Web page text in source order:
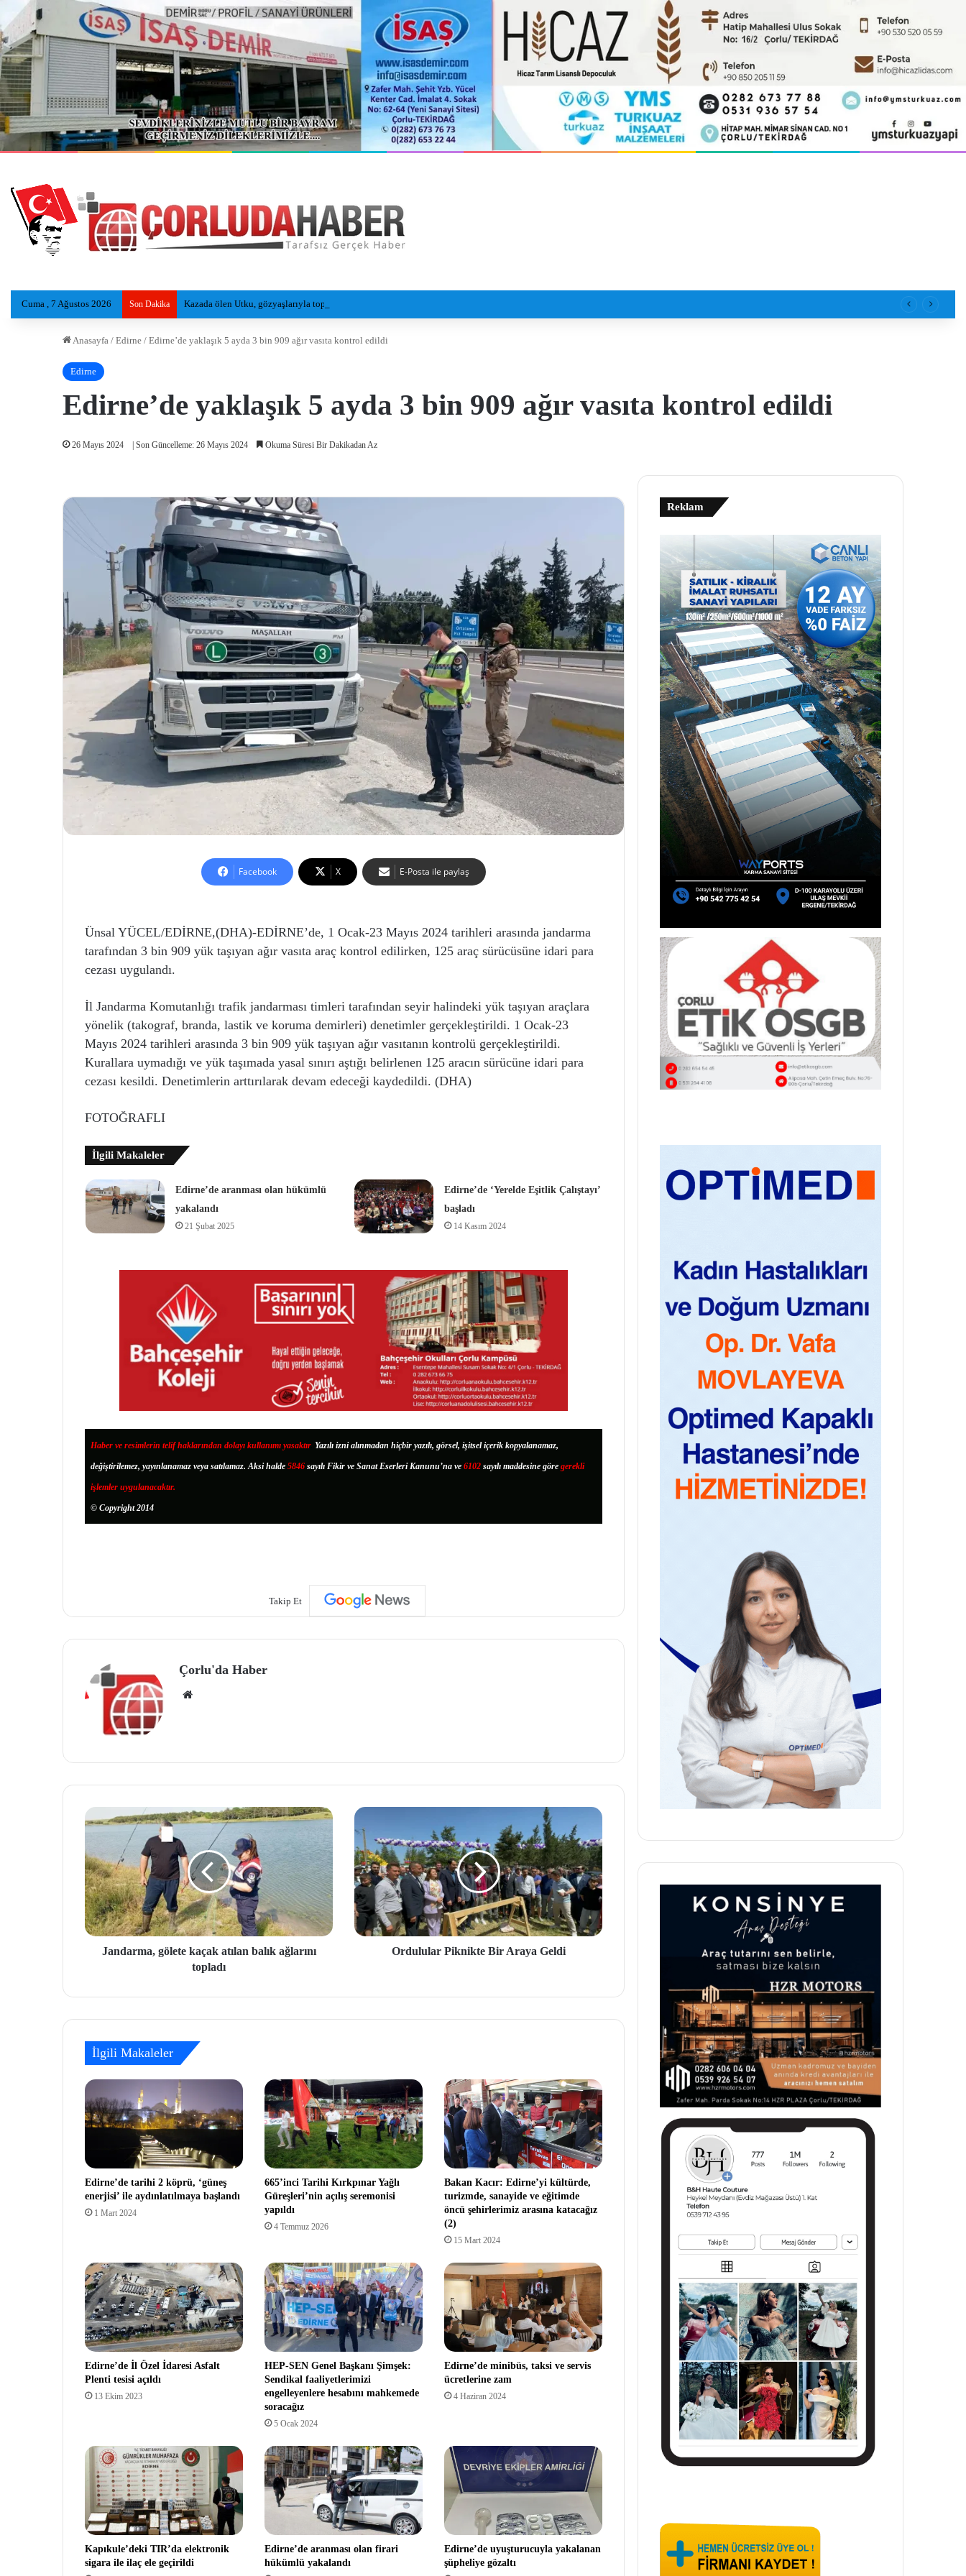
Cuma , 7 Ağustos 2026 Son Dakika Kazada ölen Utku, gözyaşlarıyla toprağa verildi
Anasayfa / Edirne / Edirne’de yaklaşık 5 ayda 3 bin 909 ağır vasıta kontrol edildi
Edirne
Edirne’de yaklaşık 5 ayda 3 bin 909 ağır vasıta kontrol edildi
26 Mayıs 2024 | Son Güncelleme: 26 Mayıs 2024 Okuma Süresi Bir Dakikadan Az
Facebook X E-Posta ile paylaş
Ünsal YÜCEL/EDİRNE,(DHA)-EDİRNE’de, 1 Ocak-23 Mayıs 2024 tarihleri arasında jandarma
tarafından 3 bin 909 yük taşıyan ağır vasıta araç kontrol edilirken, 125 araç sürücüsüne idari para
cezası uygulandı.
İl Jandarma Komutanlığı trafik jandarması timleri tarafından seyir halindeki yük taşıyan araçlara
yönelik (takograf, branda, lastik ve koruma demirleri) denetimler gerçekleştirildi. 1 Ocak-23
Mayıs 2024 tarihleri arasında 3 bin 909 yük taşıyan ağır vasıtanın kontrolü gerçekleştirildi.
Kurallara uymadığı ve yük taşımada yasal sınırı aştığı belirlenen 125 aracın sürücüne idari para
cezası kesildi. Denetimlerin arttırılarak devam edeceği kaydedildi. (DHA)
FOTOĞRAFLI
İlgili Makaleler
Edirne’de aranması olan hükümlü
yakalandı
21 Şubat 2025
Edirne’de ‘Yerelde Eşitlik Çalıştayı’
başladı
14 Kasım 2024
Haber ve resimlerin telif haklarından dolayı kullanımı yasaktır. Yazılı izni alınmadan hiçbir yazılı, görsel, işitsel içerik kopyalanamaz,
değiştirilemez, yayınlanamaz veya satılamaz. Aksi halde 5846 sayılı Fikir ve Sanat Eserleri Kanunu’na ve 6102 sayılı maddesine göre gerekli
işlemler uygulanacaktır.
© Copyright 2014
Takip Et
Çorlu'da Haber
Jandarma, gölete kaçak atılan balık ağlarını
topladı
Ordulular Piknikte Bir Araya Geldi
İlgili Makaleler
Edirne’de tarihi 2 köprü, ‘güneş
enerjisi’ ile aydınlatılmaya başlandı
1 Mart 2024
665’inci Tarihi Kırkpınar Yağlı
Güreşleri’nin açılış seremonisi
yapıldı
4 Temmuz 2026
Bakan Kacır: Edirne’yi kültürde,
turizmde, sanayide ve eğitimde
öncü şehirlerimiz arasına katacağız
(2)
15 Mart 2024
Edirne’de İl Özel İdaresi Asfalt
Plenti tesisi açıldı
13 Ekim 2023
HEP-SEN Genel Başkanı Şimşek:
Sendikal faaliyetlerimizi
engelleyenlere hesabını mahkemede
soracağız
5 Ocak 2024
Edirne’de minibüs, taksi ve servis
ücretlerine zam
4 Haziran 2024
Kapıkule’deki TIR’da elektronik
sigara ile ilaç ele geçirildi
Edirne’de aranması olan firari
hükümlü yakalandı
Edirne’de uyuşturucuyla yakalanan
şüpheliye gözaltı
Reklam